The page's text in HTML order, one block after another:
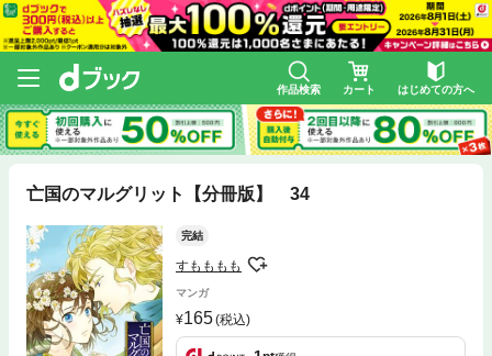
作品検索 カート はじめての方へ
亡国のマルグリット【分冊版】 34
完結
すもももも
マンガ
165(税込)